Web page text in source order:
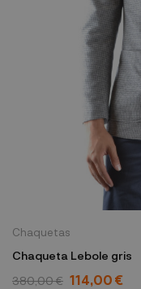
Chaquetas
Chaqueta Lebole gris
380,00 € 114,00 €